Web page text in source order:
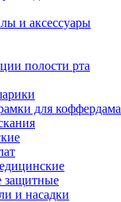
и аксессуары
полости рта
для коффердама
защитные
и насадки